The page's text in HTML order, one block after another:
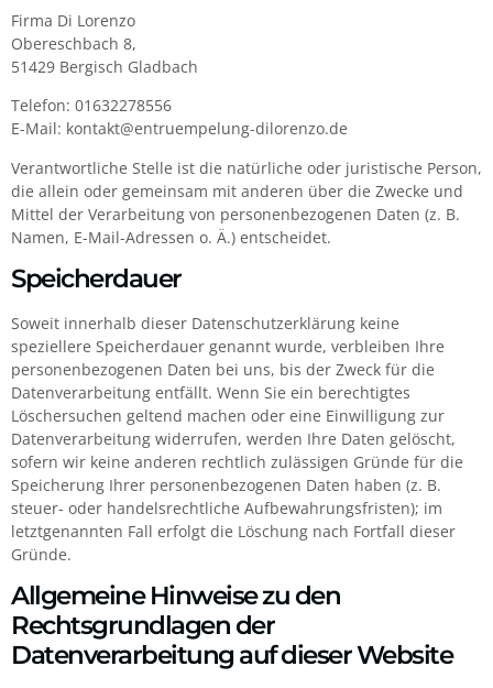
Firma Di Lorenzo
Obereschbach 8,
51429 Bergisch Gladbach
Telefon: 01632278556
E-Mail: kontakt@entruempelung-dilorenzo.de
Verantwortliche Stelle ist die natürliche oder juristische Person,
die allein oder gemeinsam mit anderen über die Zwecke und
Mittel der Verarbeitung von personenbezogenen Daten (z. B.
Namen, E-Mail-Adressen o. Ä.) entscheidet.
Speicherdauer
Soweit innerhalb dieser Datenschutzerklärung keine
speziellere Speicherdauer genannt wurde, verbleiben Ihre
personenbezogenen Daten bei uns, bis der Zweck für die
Datenverarbeitung entfällt. Wenn Sie ein berechtigtes
Löschersuchen geltend machen oder eine Einwilligung zur
Datenverarbeitung widerrufen, werden Ihre Daten gelöscht,
sofern wir keine anderen rechtlich zulässigen Gründe für die
Speicherung Ihrer personenbezogenen Daten haben (z. B.
steuer- oder handelsrechtliche Aufbewahrungsfristen); im
letztgenannten Fall erfolgt die Löschung nach Fortfall dieser
Gründe.
Allgemeine Hinweise zu den
Rechtsgrundlagen der
Datenverarbeitung auf dieser Website